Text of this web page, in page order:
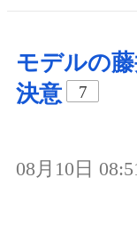
モデルの
決意
7
08月10日